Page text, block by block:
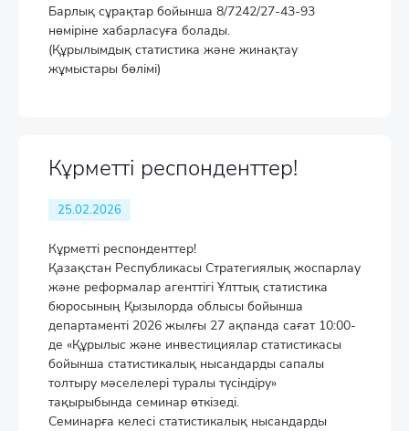
Барлық сұрақтар бойынша 8/7242/27-43-93
нөміріне хабарласуға болады.
(Құрылымдық статистика және жинақтау
жұмыстары бөлімі)
Кұрметті респонденттер!
25.02.2026
Кұрметті респонденттер!
Қазақстан Республикасы Стратегиялық жоспарлау
және реформалар агенттігі Ұлттық статистика
бюросының Қызылорда облысы бойынша
департаменті 2026 жылғы 27 ақпанда сағат 10:00-
де «Құрылыс және инвестициялар статистикасы
бойынша статистикалық нысандарды сапалы
толтыру мәселелері туралы түсіндіру»
тақырыбында семинар өткізеді.
Семинарға келесі статистикалық нысандарды